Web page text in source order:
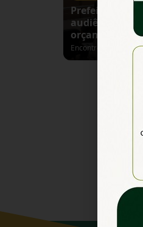
Prefeitura de
audiência
orçamento de
Encontro
Plenário da Câmara
Orçamentária Anual